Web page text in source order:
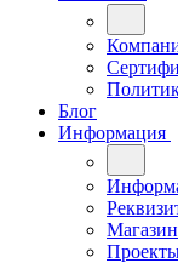
Блог
Информация